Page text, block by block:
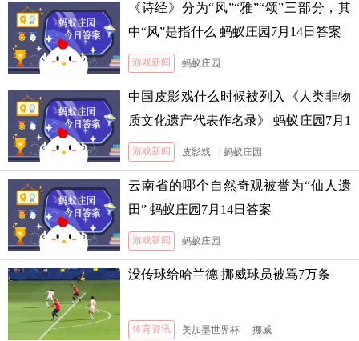
《诗经》分为“风”“雅”“颂”三部分，其
中“风”是指什么 蚂蚁庄园7月14日答案
游戏新闻 蚂蚁庄园
中国皮影戏什么时候被列入《人类非物
质文化遗产代表作名录》 蚂蚁庄园7月1
3日答案
游戏新闻 皮影戏 蚂蚁庄园
云南省的哪个自然奇观被誉为“仙人遗
田” 蚂蚁庄园7月14日答案
游戏新闻 蚂蚁庄园
没传球给哈兰德 挪威球员被骂7万条
体育资讯 美加墨世界杯 挪威